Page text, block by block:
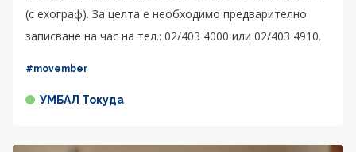
(с ехограф). За целта е необходимо предварително
записване на час на тел.: 02/403 4000 или 02/403 4910.
#movember
УМБАЛ Токуда